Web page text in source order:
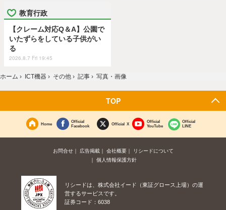
教育行政
【クレーム対応Q＆A】公園で
いたずらをしている子供がい
る
2026.8.7 Fri 19:45
ホーム › ICT機器 › その他 › 記事 › 写真・画像
TOP
Home
Official
Facebook
Official X
Official
YouTube
Official
LINE
お問合せ 広告掲載 会社概要
リシードについて
個人情報保護方針
リシードは、株式会社イード（東証グロース上場）の運
営するサービスです。
証券コード：6038